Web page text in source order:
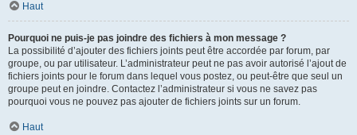
Haut
Pourquoi ne puis-je pas joindre des fichiers à mon message ?
La possibilité d’ajouter des fichiers joints peut être accordée par forum, par
groupe, ou par utilisateur. L’administrateur peut ne pas avoir autorisé l’ajout de
fichiers joints pour le forum dans lequel vous postez, ou peut-être que seul un
groupe peut en joindre. Contactez l’administrateur si vous ne savez pas
pourquoi vous ne pouvez pas ajouter de fichiers joints sur un forum.
Haut